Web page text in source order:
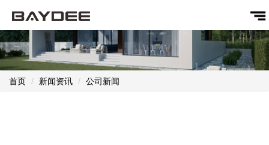
首页 新闻资讯 公司新闻